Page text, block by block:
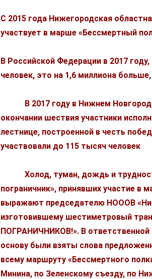
С 2015 года Нижегородская
участвует в марше «Бессмертный
В Российской Федерации в 2017
человек, это на 1,6 миллиона
В 2017 году в Нижнем Новгороде
окончании шествия участники
лестнице, построенной в честь
участвовали до 115 тысяч человек
Холод, туман, дождь и трудности
пограничник», принявших участие в
выражают председателю НОООВ
изготовившему шестиметровый
ПОГРАНИЧНИКОВ!». В ответственной
основу были взяты слова
всему маршруту «Бессмертного
Минина, по Зеленскому съезду, по